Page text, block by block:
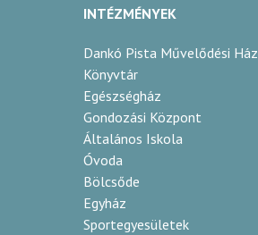
INTÉZMÉNYEK
Dankó Pista Művelődési Ház
Könyvtár
Egészségház
Gondozási Központ
Általános Iskola
Óvoda
Bölcsőde
Egyház
Sportegyesületek